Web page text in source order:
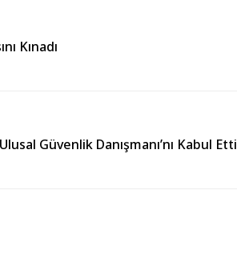
Kınadı
Güvenlik Danışmanı’nı Kabul Etti